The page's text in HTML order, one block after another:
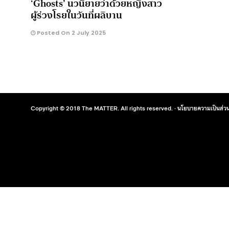
ผู้ร่วงโรยในวันที่ผลิบาน
Posted On 2 July 2025
Copyright © 2018 The MATTER. All rights reserved. ·นโยบายความเป็นส่ว